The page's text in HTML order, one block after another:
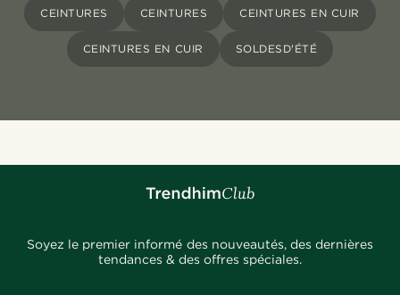
CEINTURES CEINTURES CEINTURES EN CUIR
CEINTURES EN CUIR SOLDESD'ÉTÉ
Soyez le premier informé des nouveautés, des dernières
tendances & des offres spéciales.